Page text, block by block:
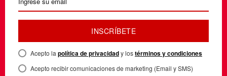
INSCRÍBETE
Acepto la política de privacidady lostérminos y condiciones
Acepto recibir comunicaciones de marketing (Email y SMS)